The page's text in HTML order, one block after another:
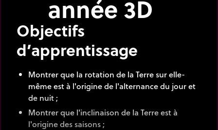
année 3D
Objectifs
d’apprentissage
Montrer que la rotation de la Terre sur elle-
même est à l'origine de l'alternance du jour et
de nuit ;
Montrer que l'inclinaison de la Terre est à
l'origine des saisons ;